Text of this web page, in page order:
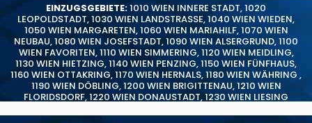
EINZUGSGEBIETE:1010 WIEN INNERE STADT,1020
LEOPOLDSTADT,1030 WIEN LANDSTRASSE,1040 WIEN WIEDEN,
1050 WIEN MARGARETEN,1060 WIEN MARIAHILF,1070 WIEN
NEUBAU,1080 WIEN JOSEFSTADT,1090 WIEN ALSERGRUND,1100
WIEN FAVORITEN,1110 WIEN SIMMERING,1120 WIEN MEIDLING,
1130 WIEN HIETZING,1140 WIEN PENZING,1150 WIEN FÜNFHAUS,
1160 WIEN OTTAKRING,1170 WIEN HERNALS,1180 WIEN WÄHRING ,
1190 WIEN DÖBLING,1200 WIEN BRIGITTENAU,1210 WIEN
FLORIDSDORF,1220 WIEN DONAUSTADT,1230 WIEN LIESING